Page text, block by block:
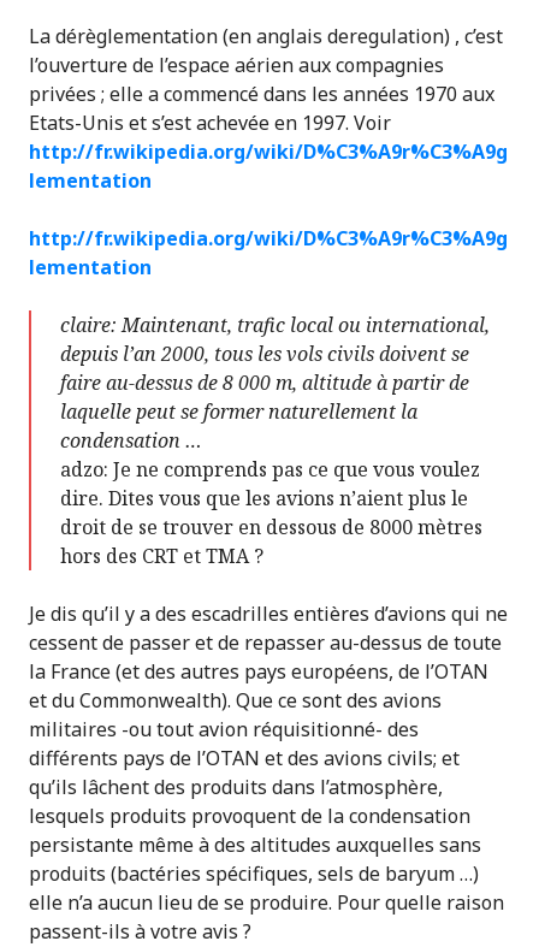
La dérèglementation (en anglais deregulation) , c’est
l’ouverture de l’espace aérien aux compagnies
privées ; elle a commencé dans les années 1970 aux
Etats-Unis et s’est achevée en 1997. Voir
http://fr.wikipedia.org/wiki/D%C3%A9r%C3%A9g
lementation
http://fr.wikipedia.org/wiki/D%C3%A9r%C3%A9g
lementation
claire: Maintenant, trafic local ou international,
depuis l’an 2000, tous les vols civils doivent se
faire au-dessus de 8 000 m, altitude à partir de
laquelle peut se former naturellement la
condensation …
adzo: Je ne comprends pas ce que vous voulez
dire. Dites vous que les avions n’aient plus le
droit de se trouver en dessous de 8000 mètres
hors des CRT et TMA ?
Je dis qu’il y a des escadrilles entières d’avions qui ne
cessent de passer et de repasser au-dessus de toute
la France (et des autres pays européens, de l’OTAN
et du Commonwealth). Que ce sont des avions
militaires -ou tout avion réquisitionné- des
différents pays de l’OTAN et des avions civils; et
qu’ils lâchent des produits dans l’atmosphère,
lesquels produits provoquent de la condensation
persistante même à des altitudes auxquelles sans
produits (bactéries spécifiques, sels de baryum …)
elle n’a aucun lieu de se produire. Pour quelle raison
passent-ils à votre avis ?